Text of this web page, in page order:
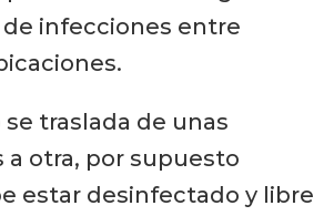
infecciones entre
traslada de unas
a otra, por supuesto
estar desinfectado y libre